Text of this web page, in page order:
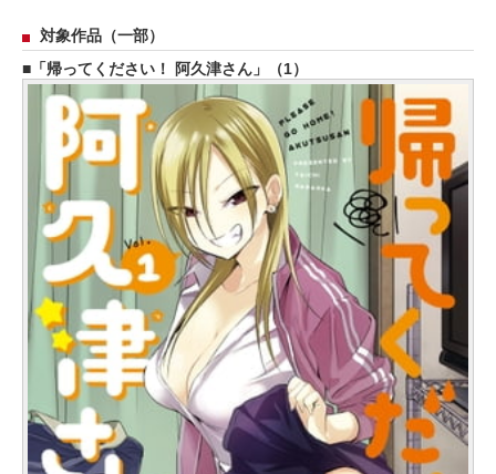
対象作品（一部）
「帰ってください！ 阿久津さん」（1）